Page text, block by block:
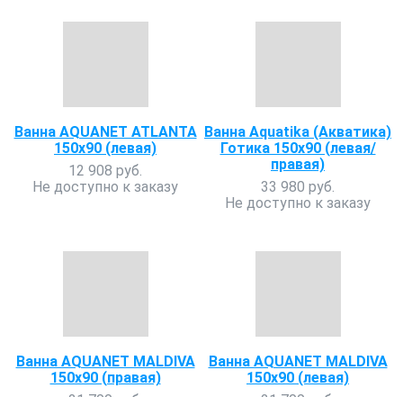
Ванна AQUANET ATLANTA
150х90 (левая)
12 908 руб.
Не доступно к заказу
Ванна Aquatika (Акватика)
Готика 150х90 (левая/
правая)
33 980 руб.
Не доступно к заказу
Ванна AQUANET MALDIVA
150х90 (правая)
Ванна AQUANET MALDIVA
150х90 (левая)